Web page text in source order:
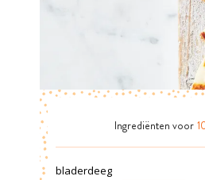
Ingrediënten voor
bladerdeeg